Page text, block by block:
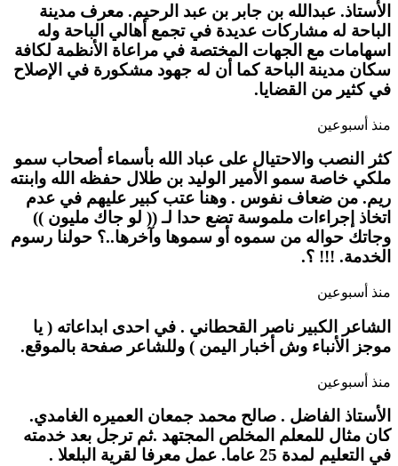
الأستاذ. عبدالله بن جابر بن عبد الرحيم. معرف مدينة
الباحة له مشاركات عديدة في تجمع أهالي الباحة وله
اسهامات مع الجهات المختصة في مراعاة الأنظمة لكافة
سكان مدينة الباحة كما أن له جهود مشكورة في الإصلاح
في كثير من القضايا.
منذ أسبوعين
كثر النصب والاحتيال على عباد الله بأسماء أصحاب سمو
ملكي خاصة سمو الأمير الوليد بن طلال حفظه الله وابنته
ريم. من ضعاف نفوس . وهنا عتب كبير عليهم في عدم
اتخاذ إجراءات ملموسة تضع حدا لـ (( لو جاك مليون ))
وجاتك حواله من سموه أو سموها وآخرها..؟ حولنا رسوم
الخدمة. !!! ؟.
منذ أسبوعين
الشاعر الكبير ناصر القحطاني . في احدى ابداعاته ( يا
موجز الأنباء وش أخبار اليمن ) وللشاعر صفحة بالموقع.
منذ أسبوعين
الأستاذ الفاضل . صالح محمد جمعان العميره الغامدي.
كان مثال للمعلم المخلص المجتهد .ثم ترجل بعد خدمته
في التعليم لمدة 25 عاما. عمل معرفا لقرية البلعلا .